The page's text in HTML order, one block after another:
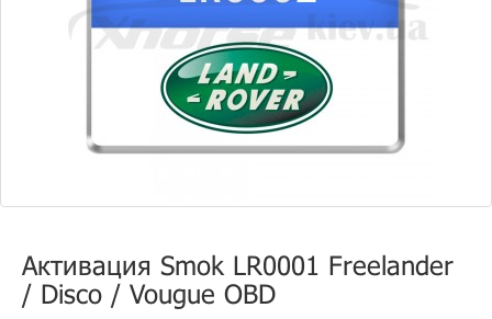
Активация Smok LR0001 Freelander
/ Disco / Vougue OBD